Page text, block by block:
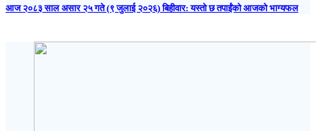
आज २०८३ साल असार २५ गते (९ जुलाई २०२६) बिहीवार: यस्तो छ तपाईंको आजको भाग्यफल